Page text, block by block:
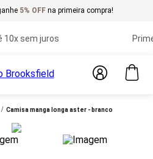
5% OFF na primeira compra!
sem juros
camisa manga longa aster - branco